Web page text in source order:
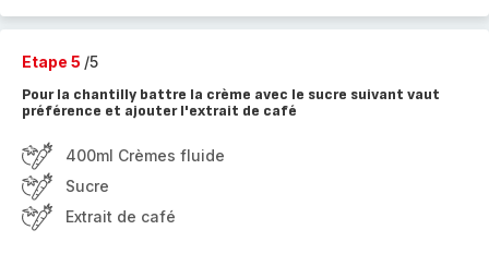
Etape 5 /5
Pour la chantilly battre la crème avec le sucre suivant vaut
préférence et ajouter l'extrait de café
400ml Crèmes fluide
Sucre
Extrait de café